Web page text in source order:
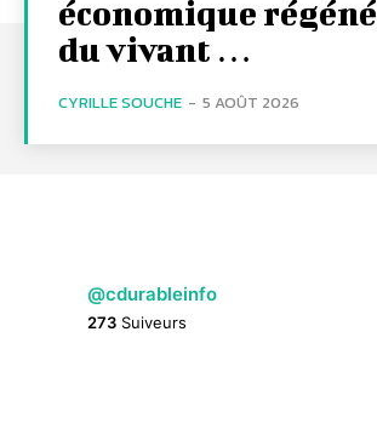
économique
du vivant …
CYRILLE SOUCHE - 5 AOÛT 2026
@cdurableinfo
273 Suiveurs